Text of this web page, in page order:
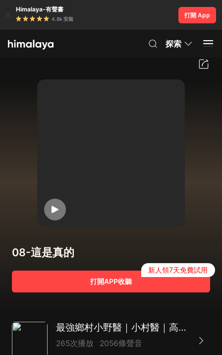
Himalaya-有聲書
4.8k 安裝
打開 App
探索
08-這是真的
打開APP收聽
新人領7天免費試用
最強鄉村小野醫｜小村醫｜高手美女
265次播放 2056條聲音